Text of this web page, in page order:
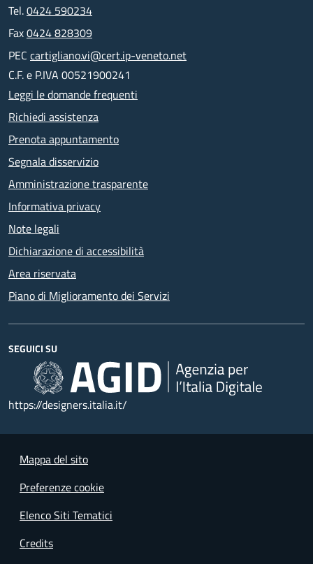
Tel.0424 590234
Fax0424 828309
PEC cartigliano.vi@cert.ip-veneto.net
C.F. e P.IVA 00521900241
Leggi le domande frequenti
Richiedi assistenza
Prenota appuntamento
Segnala disservizio
Amministrazione trasparente
Informativa privacy
Note legali
Dichiarazione di accessibilità
Area riservata
Piano di Miglioramento dei Servizi
SEGUICI SU
https://designers.italia.it/
Mappa del sito
Preferenze cookie
Elenco Siti Tematici
Credits